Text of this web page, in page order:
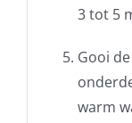
3 tot 5
Gooi
warm